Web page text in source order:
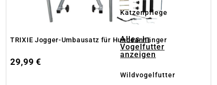
Katzenpflege
Alles in
Vogelfutter
anzeigen
Wildvogelfutter
TRIXIE Jogger-Umbausatz für Hundeanhänger
29,99 €